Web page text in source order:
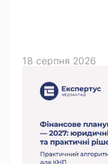
18 серпня 2026